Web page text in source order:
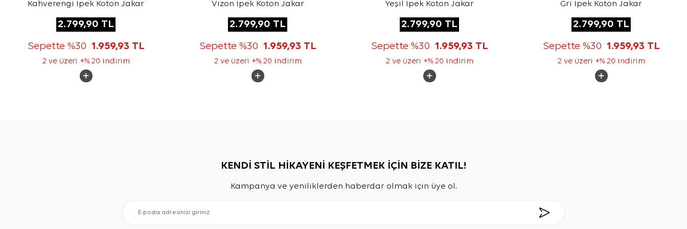
Kahverengi İpek Koton Jakar
2.799,90 TL
Sepette %30 1.959,93 TL
2 ve üzeri +% 20 indirim
Vizon İpek Koton Jakar
2.799,90 TL
Sepette %30 1.959,93 TL
2 ve üzeri +% 20 indirim
Yeşil İpek Koton Jakar
2.799,90 TL
Sepette %30 1.959,93 TL
2 ve üzeri +% 20 indirim
Gri İpek Koton Jakar
2.799,90 TL
Sepette %30 1.959,93 TL
2 ve üzeri +% 20 indirim
KENDİ STİL HİKAYENİ KEŞFETMEK İÇİN BİZE KATIL!
Kampanya ve yeniliklerden haberdar olmak için üye ol.